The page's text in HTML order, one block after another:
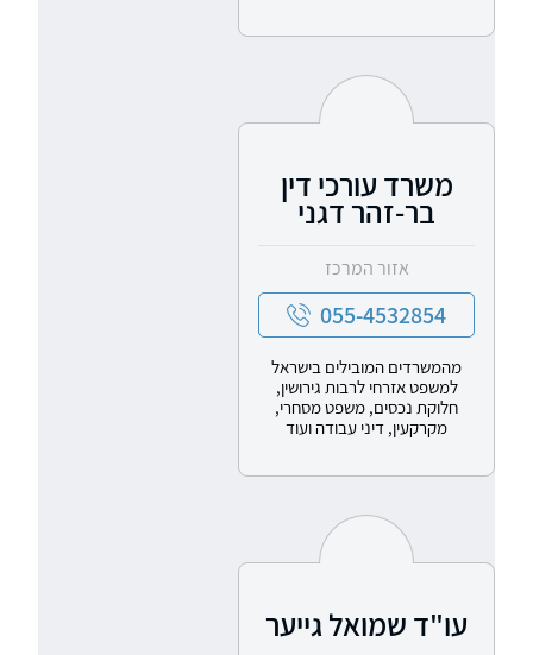
משרד עורכי דין
בר-זהר דגני
אזור המרכז
055-4532854
מהמשרדים המובילים בישראל
למשפט אזרחי לרבות גירושין,
חלוקת נכסים, משפט מסחרי,
מקרקעין, דיני עבודה ועוד
עו"ד שמואל גייער